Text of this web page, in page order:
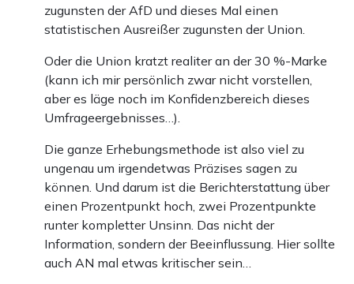
zugunsten der AfD und dieses Mal einen
statistischen Ausreißer zugunsten der Union.
Oder die Union kratzt realiter an der 30 %-Marke
(kann ich mir persönlich zwar nicht vorstellen,
aber es läge noch im Konfidenzbereich dieses
Umfrageergebnisses…).
Die ganze Erhebungsmethode ist also viel zu
ungenau um irgendetwas Präzises sagen zu
können. Und darum ist die Berichterstattung über
einen Prozentpunkt hoch, zwei Prozentpunkte
runter kompletter Unsinn. Das nicht der
Information, sondern der Beeinflussung. Hier sollte
auch AN mal etwas kritischer sein…